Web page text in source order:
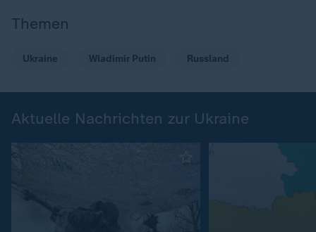
Themen
Ukraine Wladimir Putin Russland
Aktuelle Nachrichten zur Ukraine